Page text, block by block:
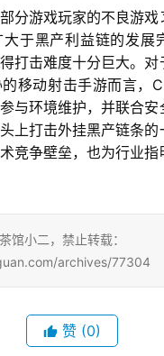
分游戏玩家的不良游戏
于黑产利益链的发展
打击难度十分巨大。对
移动射击手游而言，
与环境维护，并联合安
上打击外挂黑产链条的
竞争壁垒，也为行业指
馆小二，禁止转载：
archives/77304
赞 (0)